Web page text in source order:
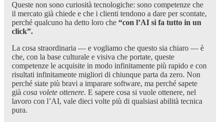
Queste non sono curiosità tecnologiche: sono competenze che
il mercato già chiede e che i clienti tendono a dare per scontate,
perché qualcuno ha detto loro che “con l’AI si fa tutto in un
click”.
La cosa straordinaria — e vogliamo che questo sia chiaro — è
che, con la base culturale e visiva che portate, queste
competenze le acquisite in modo infinitamente più rapido e con
risultati infinitamente migliori di chiunque parta da zero. Non
perché siate più bravi a imparare software, ma perché sapete
già cosa volete ottenere. E sapere cosa si vuole ottenere, nel
lavoro con l’AI, vale dieci volte più di qualsiasi abilità tecnica
pura.